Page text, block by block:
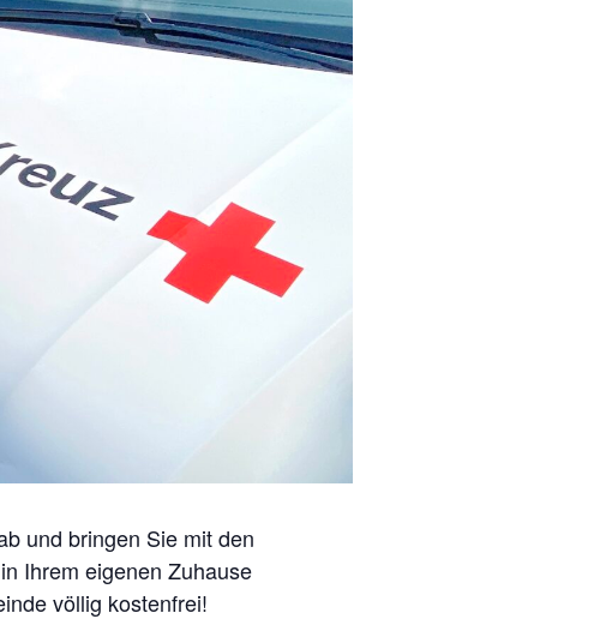
und bringen Sie mit den
Ihrem eigenen Zuhause
völlig kostenfrei!